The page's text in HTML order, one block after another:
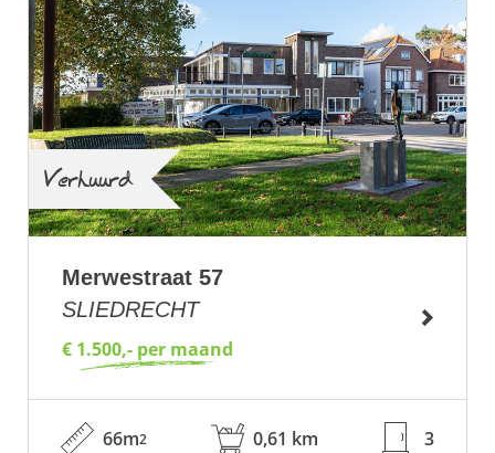
Verhuurd
Merwestraat 57
SLIEDRECHT
€ 1.500,- per maand
66m2 0,61 km 3